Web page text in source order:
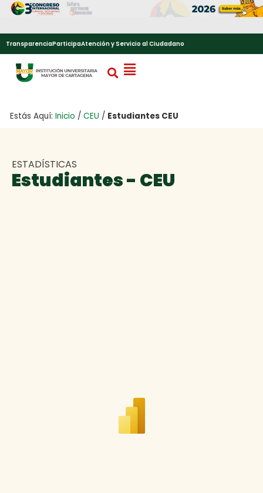
TransparenciaParticipaAtención y Servicio al Ciudadano
Estás Aquí: Inicio / CEU / Estudiantes CEU
ESTADÍSTICAS
Estudiantes - CEU